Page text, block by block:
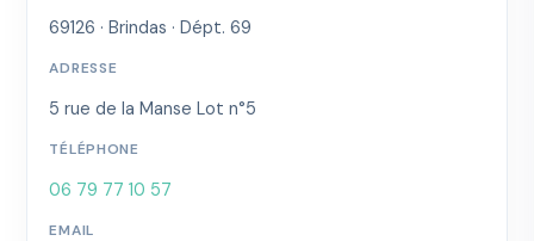
69126 · Brindas · Dépt. 69
ADRESSE
5 rue de la Manse Lot n°5
TÉLÉPHONE
06 79 77 10 57
EMAIL